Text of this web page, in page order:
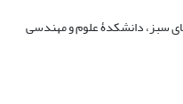
سبز، دانشکدۀ علوم و مهندسی